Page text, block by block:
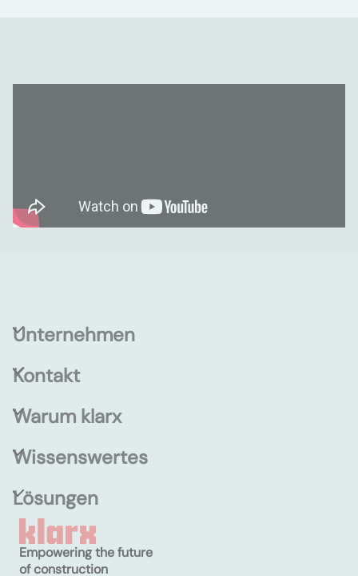
Unternehmen
Kontakt
Warum klarx
Wissenswertes
Lösungen
Empowering the future
of construction